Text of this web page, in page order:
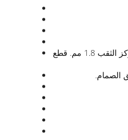
تتكون مجموعة الاحتراق من 8 قطع من مشعل البروبان ، وطول الاحتراق الصالح 900 مم ، وبين مركز الموقد 190 مم ، وعرض الموقد 140 مم ، وقطر فتحة الاحتراق 1 مم ، ومسافة مركز الثقب 1.8 مم. قطع